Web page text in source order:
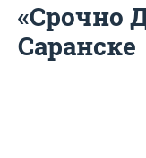
«Срочно
Саранске